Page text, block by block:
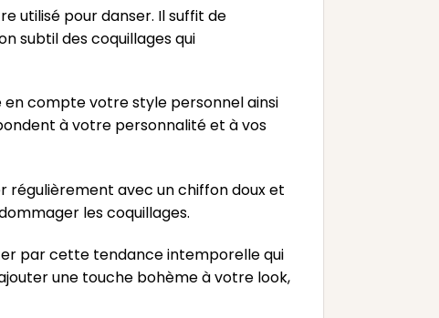
utilisé pour danser. Il suffit de
subtil des coquillages qui
compte votre style personnel ainsi
à votre personnalité et à vos
avec un chiffon doux et
les coquillages.
par cette tendance intemporelle qui
une touche bohème à votre look,